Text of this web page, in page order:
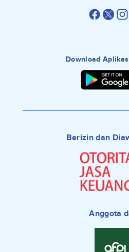
Download
Berizin dan
Anggota